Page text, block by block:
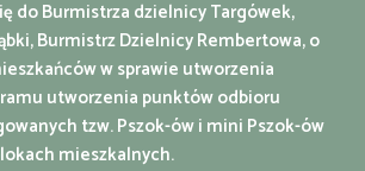
do Burmistrza dzielnicy Targówek,
Burmistrz Dzielnicy Rembertowa, o
w sprawie utworzenia
utworzenia punktów odbioru
tzw. Pszok-ów i mini Pszok-ów
mieszkalnych.